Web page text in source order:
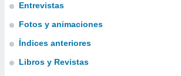
Entrevistas
Fotos y animaciones
Índices anteriores
Libros y Revistas